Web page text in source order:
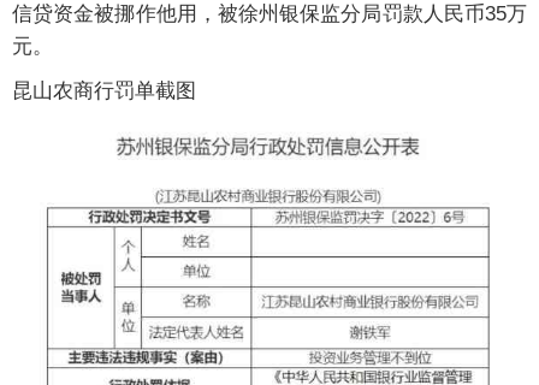
信贷资金被挪作他用，被徐州银保监分局罚款人民币35万
元。
昆山农商行罚单截图